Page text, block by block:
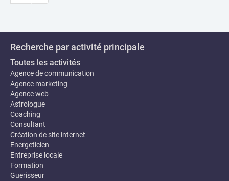
Recherche par activité principale
Toutes les activités
Agence de communication
Agence marketing
Agence web
Astrologue
Coaching
Consultant
Création de site internet
Energeticien
Entreprise locale
Formation
Guerisseur